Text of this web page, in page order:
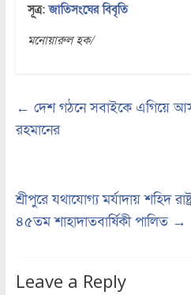
সূত্র:জাতিসংঘের বিবৃতি
মনোয়ারুল হক/
← দেশ গঠনে সবাইকে এগিয়ে
রহমানের
শ্রীপুরে যথাযোগ্য মর্যাদায় শহিদ
৪৫তম শাহাদাতবার্ষিকী পালিত →
Leave a Reply